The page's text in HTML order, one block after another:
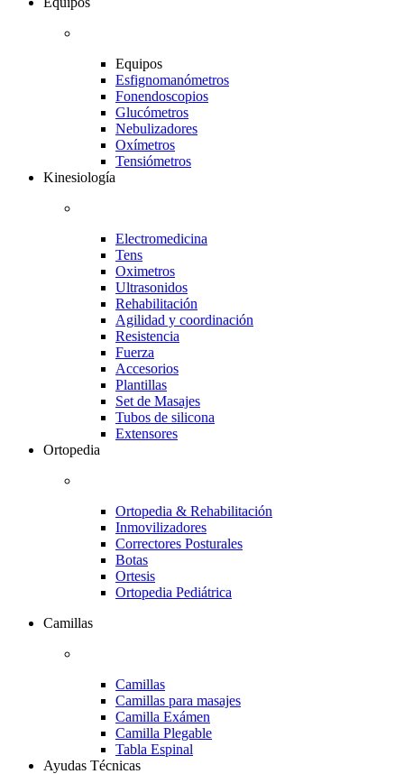
Equipos
Esfignomanómetros
Fonendoscopios
Glucómetros
Nebulizadores
Oxímetros
Tensiómetros
Kinesiología
Electromedicina
Tens
Oximetros
Ultrasonidos
Rehabilitación
Agilidad y coordinación
Resistencia
Fuerza
Accesorios
Plantillas
Set de Masajes
Tubos de silicona
Extensores
Ortopedia
Ortopedia & Rehabilitación
Inmovilizadores
Correctores Posturales
Botas
Ortesis
Ortopedia Pediátrica
Camillas
Camillas
Camillas para masajes
Camilla Exámen
Camilla Plegable
Tabla Espinal
Ayudas Técnicas